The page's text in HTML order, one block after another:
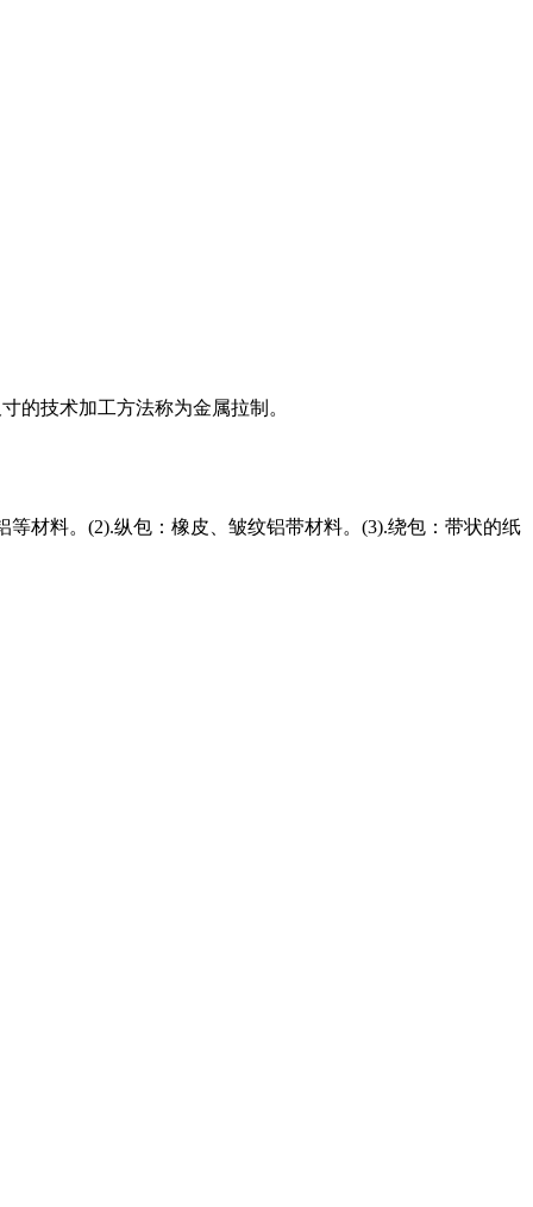
的技术加工方法称为金属拉制。
材料。(2).纵包：橡皮、皱纹铝带材料。(3).绕包：带状的纸